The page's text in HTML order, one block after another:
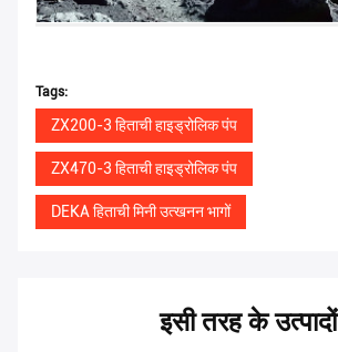
Tags:
ZX200-3 हिताची हाइड्रोलिक पंप
ZX470-3 हिताची हाइड्रोलिक पंप
DEKA हिताची मिनी उत्खनन भागों
इसी तरह के उत्पादों